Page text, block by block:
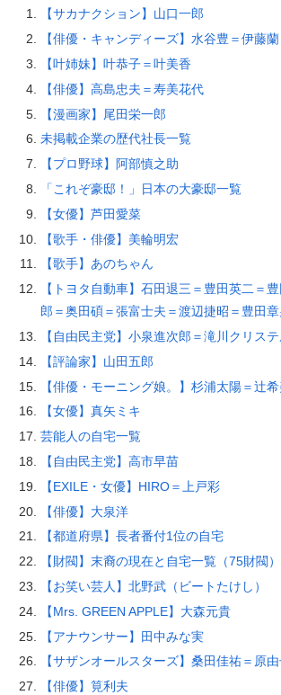
【サカナクション】山口一郎
【俳優・キャンディーズ】水谷豊＝伊藤蘭
【叶姉妹】叶恭子＝叶美香
【俳優】高島忠夫＝寿美花代
【漫画家】尾田栄一郎
未掲載企業の歴代社長一覧
【プロ野球】阿部慎之助
「これぞ豪邸！」日本の大豪邸一覧
【女優】芦田愛菜
【歌手・俳優】美輪明宏
【歌手】あのちゃん
【トヨタ自動車】石田退三＝豊田英二＝
郎＝奥田碩＝張富士夫＝渡辺捷昭＝豊田章
【自由民主党】小泉進次郎＝滝川クリス
【評論家】山田五郎
【俳優・モーニング娘。】杉浦太陽＝辻希
【女優】真矢ミキ
芸能人の自宅一覧
【自由民主党】高市早苗
【EXILE・女優】HIRO＝上戸彩
【俳優】大泉洋
【都道府県】長者番付1位の自宅
【財閥】末裔の現在と自宅一覧（75財閥）
【お笑い芸人】北野武（ビートたけし）
【Mrs. GREEN APPLE】大森元貴
【アナウンサー】田中みな実
【サザンオールスターズ】桑田佳祐＝原
【俳優】筧利夫